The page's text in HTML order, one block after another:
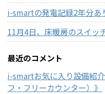
i-smartの発電記録2年分あ
11月4日、床暖房のスイッ
最近のコメント
i-smartお気に入り設備紹
フ・フリーカウンター）》